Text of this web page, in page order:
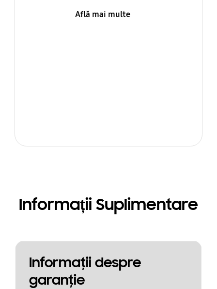
Află mai multe
Informații Suplimentare
Informaţii despre
garanţie